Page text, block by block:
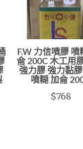
F.W 力信噴膠 噴
侖 200C 木工用
強力膠 強力黏
噴糊 加侖
$768